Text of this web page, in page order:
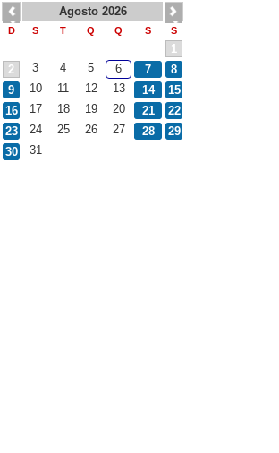
Agosto 2026
D S T Q Q S S
1
2
3 4 5 6 7
8
9
10 11 12 13 14
15
16
17 18 19 20 21
22
23
24 25 26 27 28
29
30
31